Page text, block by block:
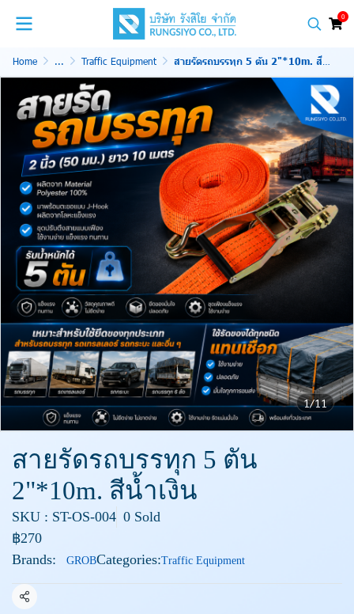
0
Home ... Traffic Equipment สายรัดรถบรรทุก 5 ตัน 2"*10m. สีน้ำเงิน
1/11
สายรัดรถบรรทุก 5 ตัน
2"*10m. สีน้ำเงิน
SKU : ST-OS-004 0 Sold
฿270
Brands:
GROBCategories:Traffic Equipment
Share